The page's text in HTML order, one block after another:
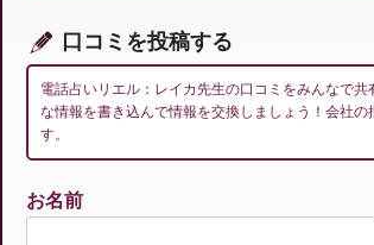
ン
口コミを投稿する
電話占いリエル：レイカ先生の口コミをみんなで
な情報を書き込んで情報を交換しましょう！会社
す。
お名前